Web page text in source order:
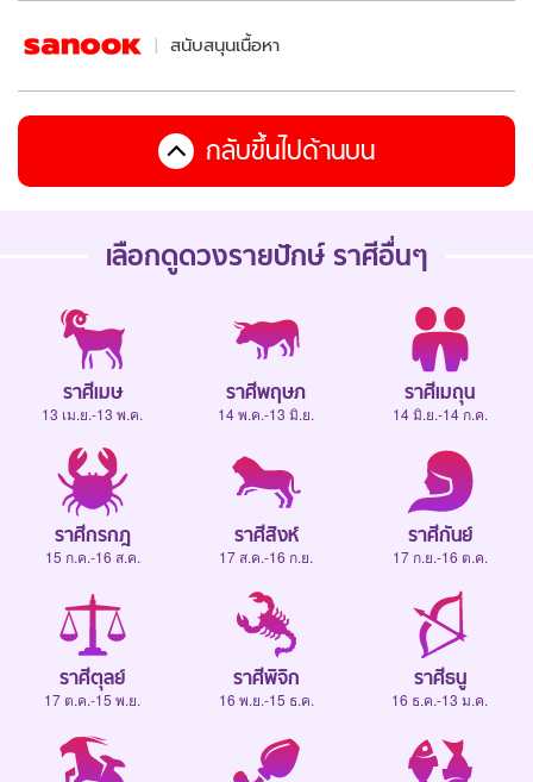
สนับสนุนเนื้อหา
กลับขึ้นไปด้านบน
เลือกดูดวงรายปักษ์ราศีอื่นๆ
ราศีเมษ
13 เม.ย.-13 พ.ค.
ราศีพฤษภ
14 พ.ค.-13 มิ.ย.
ราศีเมถุน
14 มิ.ย.-14 ก.ค.
ราศีกรกฎ
15 ก.ค.-16 ส.ค.
ราศีสิงห์
17 ส.ค.-16 ก.ย.
ราศีกันย์
17 ก.ย.-16 ต.ค.
ราศีตุลย์
17 ต.ค.-15 พ.ย.
ราศีพิจิก
16 พ.ย.-15 ธ.ค.
ราศีธนู
16 ธ.ค.-13 ม.ค.